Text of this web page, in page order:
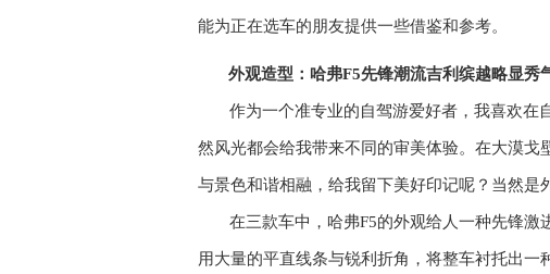
能为正在选车的朋友提供一些借鉴和参考。
外观造型：哈弗F5先锋潮流吉利缤越略显秀
作为一个准专业的自驾游爱好者，我喜欢在
然风光都会给我带来不同的审美体验。在大漠戈
与景色和谐相融，给我留下美好印记呢？当然是
在三款车中，哈弗F5的外观给人一种先锋激
用大量的平直线条与锐利折角，将整车衬托出